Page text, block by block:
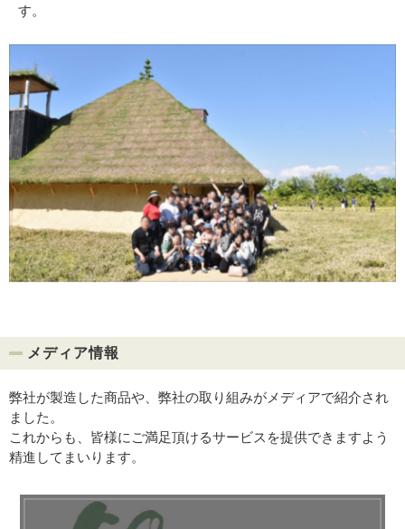
す。
メディア情報
弊社が製造した商品や、弊社の取り組みがメディアで紹介され
ました。
これからも、皆様にご満足頂けるサービスを提供できますよう
精進してまいります。